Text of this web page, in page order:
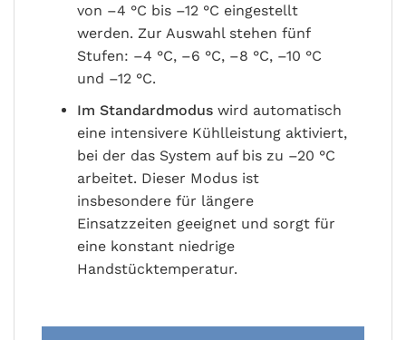
von –4 °C bis –12 °C eingestellt
werden. Zur Auswahl stehen fünf
Stufen: –4 °C, –6 °C, –8 °C, –10 °C
und –12 °C.
Im Standardmoduswird automatisch
eine intensivere Kühlleistung aktiviert,
bei der das System auf bis zu –20 °C
arbeitet. Dieser Modus ist
insbesondere für längere
Einsatzzeiten geeignet und sorgt für
eine konstant niedrige
Handstücktemperatur.